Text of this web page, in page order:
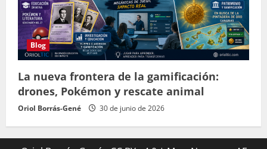
Blog
La nueva frontera de la gamificación:
drones, Pokémon y rescate animal
Oriol Borrás-Gené 30 de junio de 2026